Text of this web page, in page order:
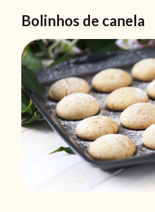
Bolinhos de canela